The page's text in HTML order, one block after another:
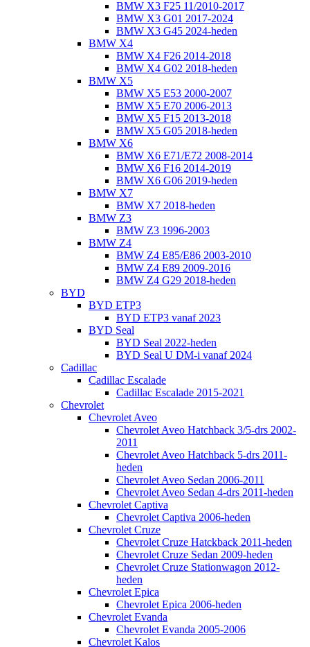
BMW X3 F25 11/2010-2017
BMW X3 G01 2017-2024
BMW X3 G45 2024-heden
BMW X4
BMW X4 F26 2014-2018
BMW X4 G02 2018-heden
BMW X5
BMW X5 E53 2000-2007
BMW X5 E70 2006-2013
BMW X5 F15 2013-2018
BMW X5 G05 2018-heden
BMW X6
BMW X6 E71/E72 2008-2014
BMW X6 F16 2014-2019
BMW X6 G06 2019-heden
BMW X7
BMW X7 2018-heden
BMW Z3
BMW Z3 1996-2003
BMW Z4
BMW Z4 E85/E86 2003-2010
BMW Z4 E89 2009-2016
BMW Z4 G29 2018-heden
BYD
BYD ETP3
BYD ETP3 vanaf 2023
BYD Seal
BYD Seal 2022-heden
BYD Seal U DM-i vanaf 2024
Cadillac
Cadillac Escalade
Cadillac Escalade 2015-2021
Chevrolet
Chevrolet Aveo
Chevrolet Aveo Hatchback 3/5-drs 2002-
2011
Chevrolet Aveo Hatchback 5-drs 2011-
heden
Chevrolet Aveo Sedan 2006-2011
Chevrolet Aveo Sedan 4-drs 2011-heden
Chevrolet Captiva
Chevrolet Captiva 2006-heden
Chevrolet Cruze
Chevrolet Cruze Hatckback 2011-heden
Chevrolet Cruze Sedan 2009-heden
Chevrolet Cruze Stationwagon 2012-
heden
Chevrolet Epica
Chevrolet Epica 2006-heden
Chevrolet Evanda
Chevrolet Evanda 2005-2006
Chevrolet Kalos